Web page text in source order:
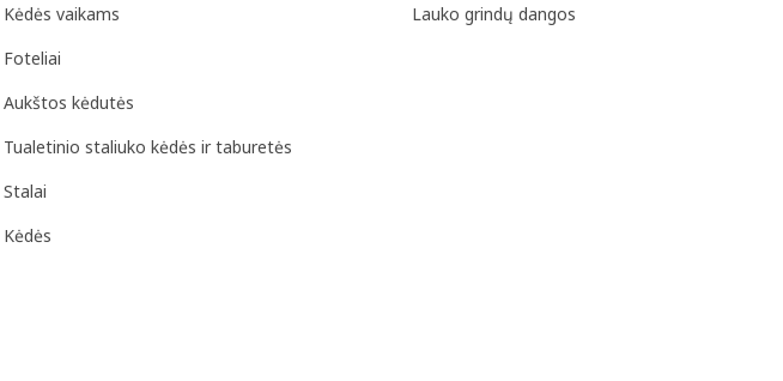
Kėdės vaikams
Foteliai
Aukštos kėdutės
Tualetinio staliuko kėdės ir taburetės
Stalai
Kėdės
Lauko grindų dangos